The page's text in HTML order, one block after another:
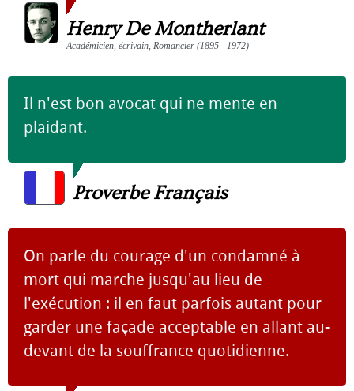
Henry De Montherlant
Académicien, écrivain, Romancier (1895 - 1972)
Il n'est bon avocat qui ne mente en
plaidant.
Proverbe Français
On parle du courage d'un condamné à
mort qui marche jusqu'au lieu de
l'exécution : il en faut parfois autant pour
garder une façade acceptable en allant au-
devant de la souffrance quotidienne.